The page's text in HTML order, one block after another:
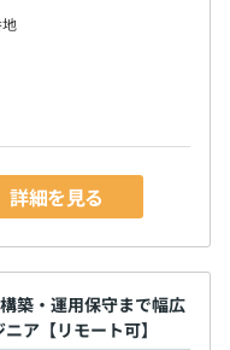
詳細を見る
築・運用保守まで幅広
ア【リモート可】